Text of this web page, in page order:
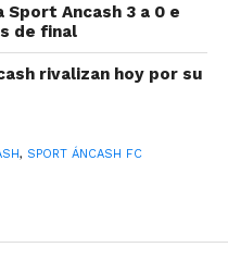
Sport Ancash 3 a 0 e
de final
rivalizan hoy por su
, SPORT ÁNCASH FC